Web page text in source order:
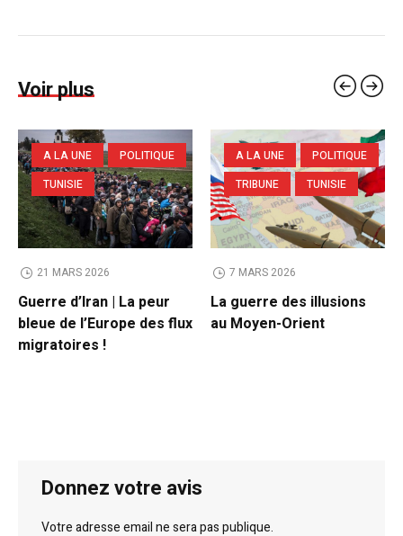
Voir plus
A LA UNE
POLITIQUE
TUNISIE
21 MARS 2026
Guerre d’Iran | La peur
bleue de l’Europe des flux
migratoires !
A LA UNE
POLITIQUE
TRIBUNE
TUNISIE
7 MARS 2026
La guerre des illusions
au Moyen-Orient
Donnez votre avis
Votre adresse email ne sera pas publique.